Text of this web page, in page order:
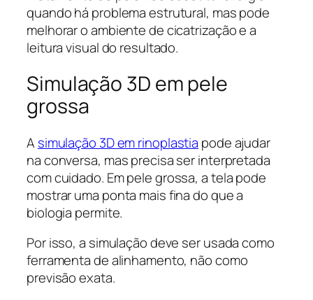
quando há problema estrutural, mas pode
melhorar o ambiente de cicatrização e a
leitura visual do resultado.
Simulação 3D em pele
grossa
A simulação 3D em rinoplastia pode ajudar
na conversa, mas precisa ser interpretada
com cuidado. Em pele grossa, a tela pode
mostrar uma ponta mais fina do que a
biologia permite.
Por isso, a simulação deve ser usada como
ferramenta de alinhamento, não como
previsão exata.